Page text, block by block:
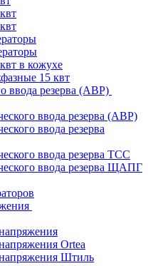
в кожухе
15 квт
ввода резерва (АВР)
ввода резерва (АВР)
ввода резерва
ввода резерва ТСС
ввода резерва ЩАПГ
Ortea
Штиль